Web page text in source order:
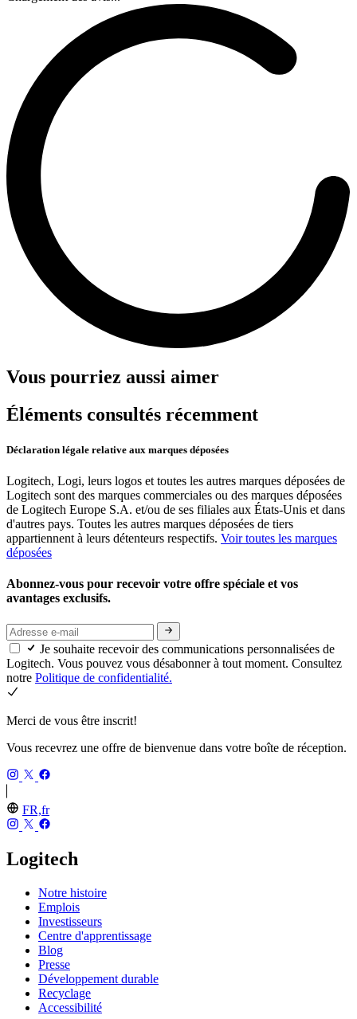
Vous pourriez aussi aimer
Éléments consultés récemment
Déclaration légale relative aux marques déposées
Logitech, Logi, leurs logos et toutes les autres marques déposées de
Logitech sont des marques commerciales ou des marques déposées
de Logitech Europe S.A. et/ou de ses filiales aux États-Unis et dans
d'autres pays. Toutes les autres marques déposées de tiers
appartiennent à leurs détenteurs respectifs. Voir toutes les marques
déposées
Abonnez-vous pour recevoir votre offre spéciale et vos
avantages exclusifs.
Je souhaite recevoir des communications personnalisées de
Logitech. Vous pouvez vous désabonner à tout moment. Consultez
notre Politique de confidentialité.
Merci de vous être inscrit!
Vous recevrez une offre de bienvenue dans votre boîte de réception.
FR,fr
Logitech
Notre histoire
Emplois
Investisseurs
Centre d'apprentissage
Blog
Presse
Développement durable
Recyclage
Accessibilité